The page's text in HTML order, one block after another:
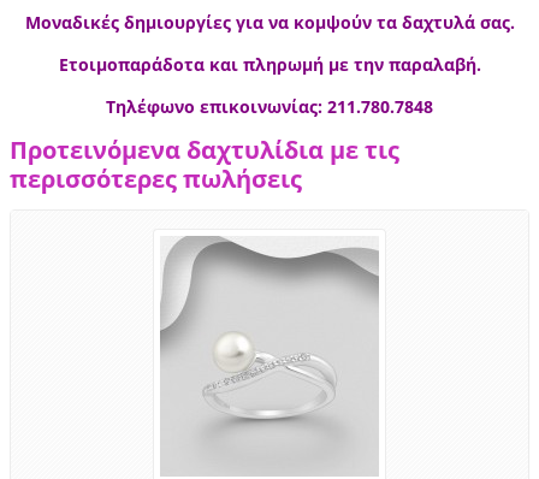
Μοναδικές δημιουργίες για να κομψούν τα δαχτυλά σας.
Ετοιμοπαράδοτα και πληρωμή με την παραλαβή.
Τηλέφωνο επικοινωνίας: 211.780.7848
Προτεινόμενα δαχτυλίδια με τις
περισσότερες πωλήσεις